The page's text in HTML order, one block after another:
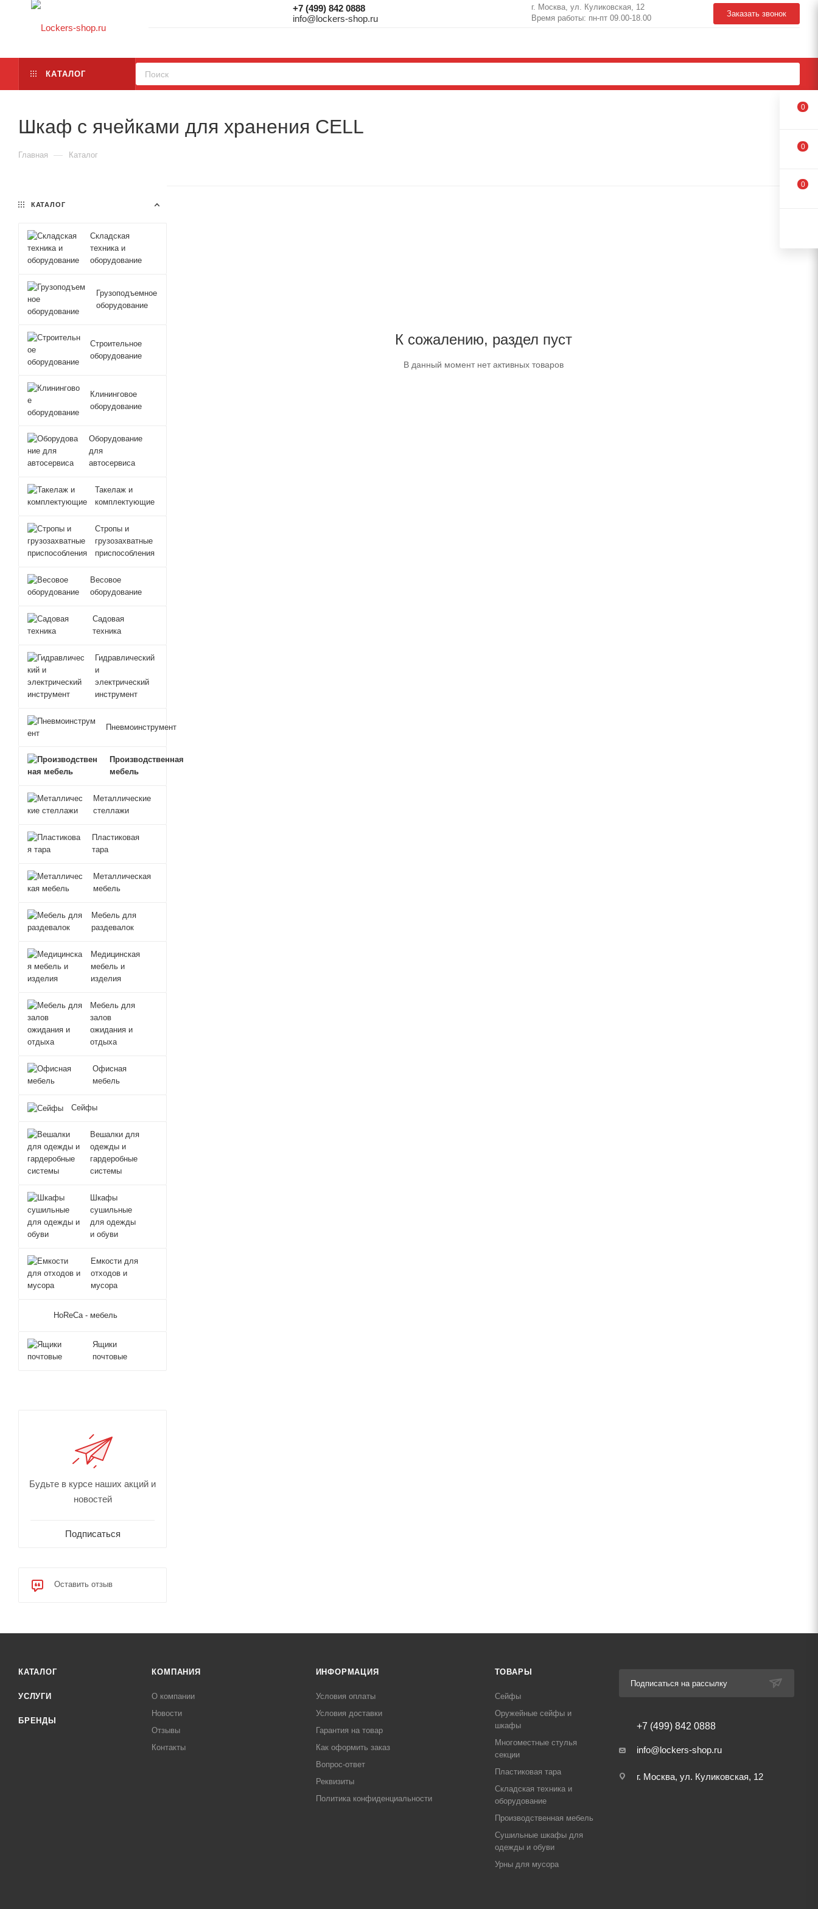
+7 (499) 842 0888
info@lockers-shop.ru
Заказать звонок
г. Москва, ул. Куликовская, 12
Время работы: пн-пт 09.00-18.00
КАТАЛОГ
Шкаф с ячейками для хранения CELL
Главная — Каталог
К сожалению, раздел пуст
В данный момент нет активных товаров
КАТАЛОГ
Складская
техника и
оборудование
Грузоподъемное
оборудование
Строительное
оборудование
Клининговое
оборудование
Оборудование
для
автосервиса
Такелаж и
комплектующие
Стропы и
грузозахватные
приспособления
Весовое
оборудование
Садовая
техника
Гидравлический
и
электрический
инструмент
Пневмоинструмент
Производственная
мебель
Металлические
стеллажи
Пластиковая
тара
Металлическая
мебель
Мебель для
раздевалок
Медицинская
мебель и
изделия
Мебель для
залов
ожидания и
отдыха
Офисная
мебель
Сейфы
Вешалки для
одежды и
гардеробные
системы
Шкафы
сушильные
для одежды
и обуви
Емкости для
отходов и
мусора
HoReCa - мебель
Ящики
почтовые
Будьте в курсе наших акций и
новостей
Подписаться
Оставить отзыв
КАТАЛОГ
УСЛУГИ
БРЕНДЫ
КОМПАНИЯ
О компании
Новости
Отзывы
Контакты
ИНФОРМАЦИЯ
Условия оплаты
Условия доставки
Гарантия на товар
Как оформить заказ
Вопрос-ответ
Реквизиты
Политика конфиденциальности
ТОВАРЫ
Сейфы
Оружейные сейфы и
шкафы
Многоместные стулья
секции
Пластиковая тара
Складская техника и
оборудование
Производственная мебель
Сушильные шкафы для
одежды и обуви
Урны для мусора
Подписаться на рассылку
+7 (499) 842 0888
info@lockers-shop.ru
г. Москва, ул. Куликовская, 12
0
0
0